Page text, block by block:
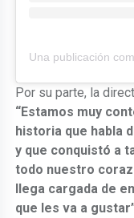
Una publicación
Por su parte, la
“Estamos muy
historia que habla
y que conquistó a
todo nuestro
llega cargada de
que les va a